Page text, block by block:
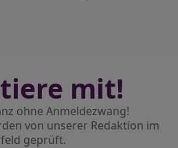
mit!
ohne Anmeldezwang!
von unserer Redaktion im
geprüft.